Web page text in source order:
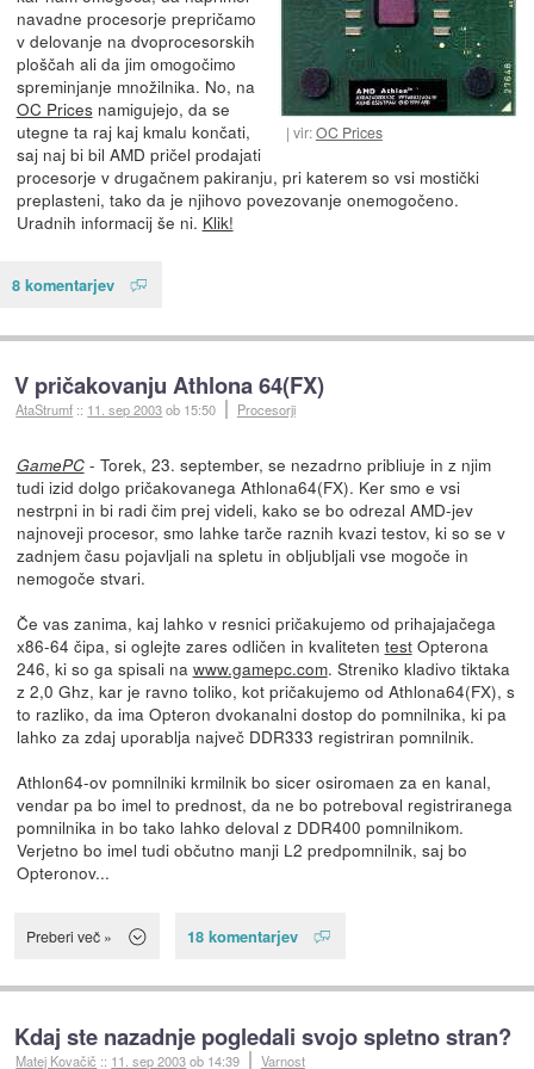
vir:OC Prices
navadne procesorje prepričamo
v delovanje na dvoprocesorskih
ploščah ali da jim omogočimo
spreminjanje množilnika. No, na
OC Pricesnamigujejo, da se
utegne ta raj kaj kmalu končati,
saj naj bi bil AMD pričel prodajati
procesorje v drugačnem pakiranju, pri katerem so vsi mostički
preplasteni, tako da je njihovo povezovanje onemogočeno.
Uradnih informacij še ni. Klik!
8 komentarjev
V pričakovanju Athlona 64(FX)
AtaStrumf :: 11. sep 2003ob 15:50 Procesorji
GamePC- Torek, 23. september, se nezadrno pribliuje in z njim
tudi izid dolgo pričakovanega Athlona64(FX). Ker smo e vsi
nestrpni in bi radi čim prej videli, kako se bo odrezal AMD-jev
najnoveji procesor, smo lahke tarče raznih kvazi testov, ki so se v
zadnjem času pojavljali na spletu in obljubljali vse mogoče in
nemogoče stvari.
Če vas zanima, kaj lahko v resnici pričakujemo od prihajajačega
x86-64 čipa, si oglejte zares odličen in kvaliteten testOpterona
246, ki so ga spisali na www.gamepc.com. Streniko kladivo tiktaka
z 2,0 Ghz, kar je ravno toliko, kot pričakujemo od Athlona64(FX), s
to razliko, da ima Opteron dvokanalni dostop do pomnilnika, ki pa
lahko za zdaj uporablja največ DDR333 registriran pomnilnik.
Athlon64-ov pomnilniki krmilnik bo sicer osiromaen za en kanal,
vendar pa bo imel to prednost, da ne bo potreboval registriranega
pomnilnika in bo tako lahko deloval z DDR400 pomnilnikom.
Verjetno bo imel tudi občutno manji L2 predpomnilnik, saj bo
Opteronov...
Preberi več » 18 komentarjev
Kdaj ste nazadnje pogledali svojo spletno stran?
Matej Kovačič :: 11. sep 2003ob 14:39 Varnost